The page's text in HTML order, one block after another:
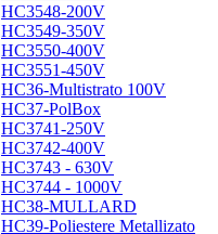
HC3548-200V
HC3549-350V
HC3550-400V
HC3551-450V
HC36-Multistrato 100V
HC37-PolBox
HC3741-250V
HC3742-400V
HC3743 - 630V
HC3744 - 1000V
HC38-MULLARD
HC39-Poliestere Metallizato